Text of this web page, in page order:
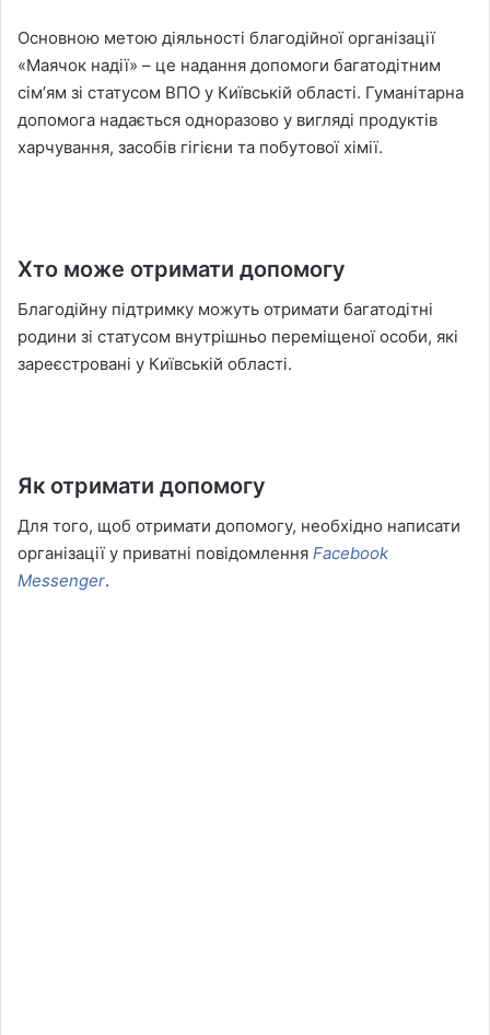
Основною метою діяльності благодійної організації
«Маячок надії» – це надання допомоги багатодітним
сімʼям зі статусом ВПО у Київській області. Гуманітарна
допомога надається одноразово у вигляді продуктів
харчування, засобів гігієни та побутової хімії.
Хто може отримати допомогу
Благодійну підтримку можуть отримати багатодітні
родини зі статусом внутрішньо переміщеної особи, які
зареєстровані у Київській області.
Як отримати допомогу
Для того, щоб отримати допомогу, необхідно написати
організації у приватні повідомлення Facebook
Messenger.